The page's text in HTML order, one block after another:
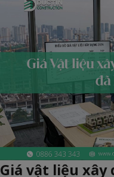
Giá vật liệu xây